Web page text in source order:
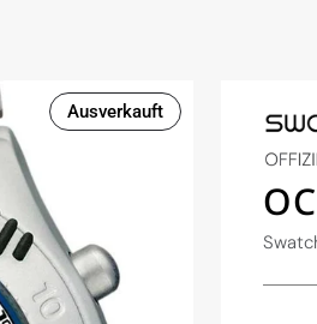
Ausverkauft